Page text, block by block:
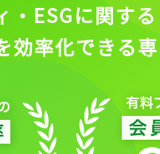
・ESGに関する
効率化できる